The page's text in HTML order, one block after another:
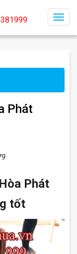
T
l
n
Phát
Phát
tốt